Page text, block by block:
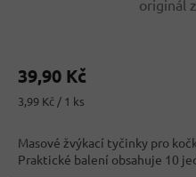
originál
produktu
5,0
5
hvězdiček.
39,90 Kč
Měrná
3,99 Kč / 1 ks
Masové žvýkací tyčinky pro
Praktické balení obsahuje 10